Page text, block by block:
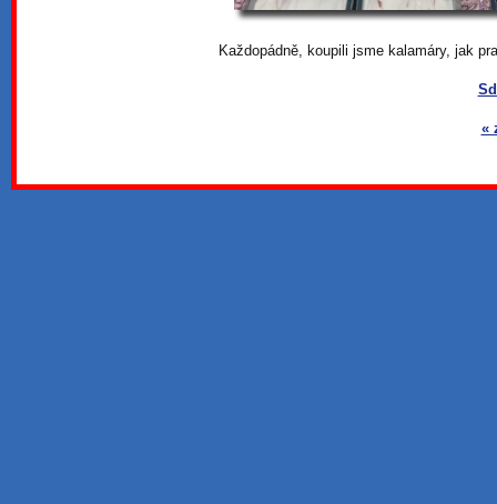
Každopádně, koupili jsme kalamáry, jak
«